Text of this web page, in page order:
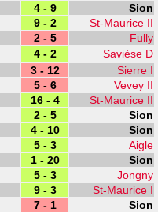
4 - 9
Sion
9 - 2
St-Maurice II
2 - 5
Fully
4 - 2
Savièse D
3 - 12
Sierre I
5 - 6
Vevey II
16 - 4
St-Maurice II
2 - 5
Sion
4 - 10
Sion
5 - 3
Aigle
1 - 20
Sion
5 - 3
Jongny
9 - 3
St-Maurice I
7 - 1
Sion